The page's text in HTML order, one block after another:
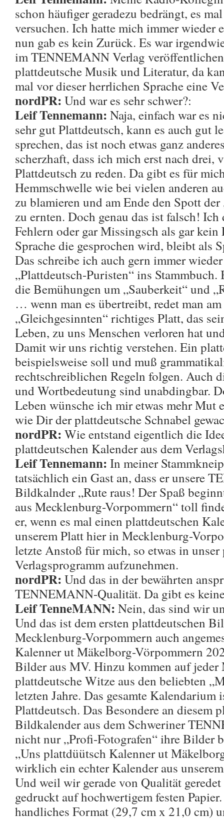
schon häufiger geradezu bedrängt, es
versuchen. Ich hatte mich immer wieder
nun gab es kein Zurück. Es war
im TENNEMANN Verlag
plattdeutsche Musik und Literatur, da
mal vor dieser herrlichen Sprache eine
nordPR: Und war es sehr schwer?:
Leif Tennemann: Naja, einfach war es
sehr gut Plattdeutsch, kann es auch gut
sprechen, das ist noch etwas ganz
scherzhaft, dass ich mich erst nach drei,
Plattdeutsch zu reden. Da gibt es für
Hemmschwelle wie bei vielen anderen
zu blamieren und am Ende den Spott
zu ernten. Doch genau das ist falsch!
Fehlern oder gar Missingsch als gar
Sprache die gesprochen wird, bleibt als
Das schreibe ich auch gern immer
„Plattdeutsch-Puristen“ ins
die Bemühungen um „Sauberkeit“ und
… wenn man es übertreibt, redet man
„Gleichgesinnten“ richtiges Platt, das
Leben, zu uns Menschen verloren hat
Damit wir uns richtig verstehen. Ein
beispielsweise soll und muß
rechtschreiblichen Regeln folgen. Auch
und Wortbedeutung sind unabdingbar.
Leben wünsche ich mir etwas mehr Mut
wie Dir der plattdeutsche Schnabel
nordPR: Wie entstand eigentlich die
plattdeutschen Kalender aus dem
Leif Tennemann: In meiner
tatsächlich ein Gast an, dass er unsere
Bildkalnder „Rute raus! Der Spaß
aus Mecklenburg-Vorpommern“ toll
er, wenn es mal einen plattdeutschen
unserem Platt hier in Mecklenburg-
letzte Anstoß für mich, so etwas in unser
Verlagsprogramm aufzunehmen.
nordPR: Und das in der bewährten
TENNEMANN-Qualität. Da gibt es
Leif TenneMANN: Nein, das sind wir
Und das ist dem ersten plattdeutschen
Mecklenburg-Vorpommern auch
Kalenner ut Mäkelborg-Vörpommern
Bilder aus MV. Hinzu kommen auf jeder
plattdeutsche Witze aus den beliebten
letzten Jahre. Das gesamte Kalendarium
Plattdeutsch. Das Besondere an diesem
Bildkalender aus dem Schweriner
nicht nur „Profi-Fotografen“ ihre Bilder
„Uns plattdüütsch Kalenner ut
wirklich ein echter Kalender aus
Und weil wir gerade von Qualität
gedruckt auf hochwertigem festen
handliches Format (29,7 cm x 21,0 cm)